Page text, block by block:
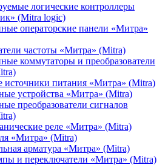
логические контроллеры
(Mitra logic)
операторские панели «Митра»
частоты «Митра» (Mitra)
коммутаторы и преобразователи
источники питания «Митра» (Mitra)
устройства «Митра» (Mitra)
преобразователи сигналов
реле «Митра» (Mitra)
«Митра» (Mitra)
арматура «Митра» (Mitra)
и переключатели «Митра» (Mitra)